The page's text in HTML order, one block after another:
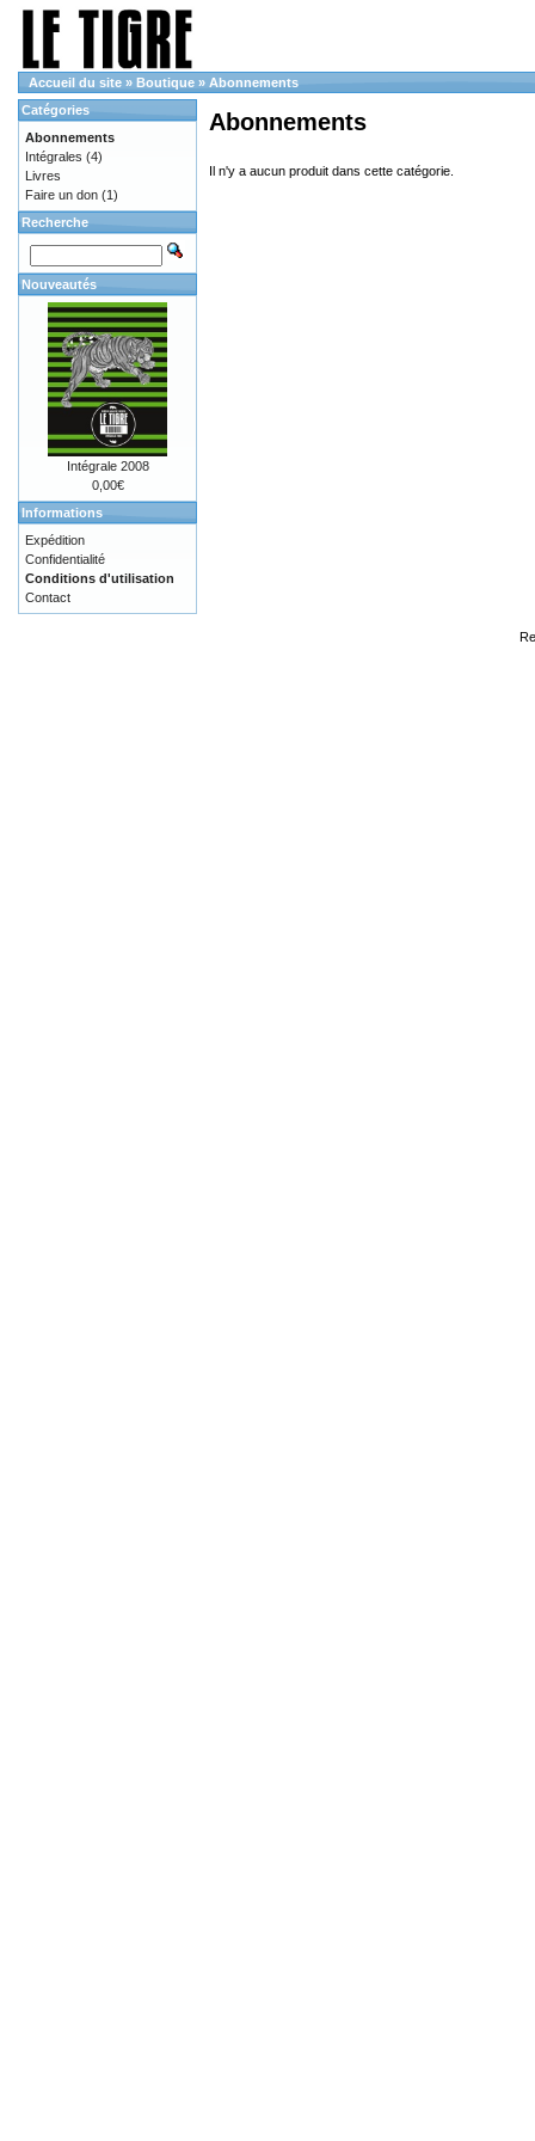
Accueil du site » Boutique » Abonnements
Abonnements
Il n'y a aucun produit dans cette catégorie.
Catégories
Abonnements
Intégrales (4)
Livres
Faire un don (1)
Recherche
Nouveautés
Intégrale 2008
0,00€
Informations
Expédition
Confidentialité
Conditions d'utilisation
Contact